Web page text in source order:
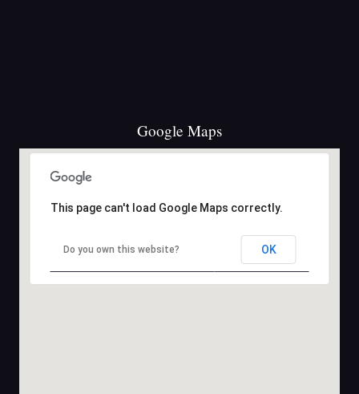
Google Maps
This page can't load Google Maps correctly.
Do you own this website? OK